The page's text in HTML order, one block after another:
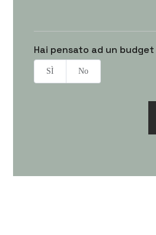
Hai pensato ad un
SÌ No